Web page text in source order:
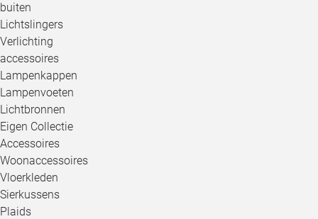
buiten
Lichtslingers
Verlichting
accessoires
Lampenkappen
Lampenvoeten
Lichtbronnen
Eigen Collectie
Accessoires
Woonaccessoires
Vloerkleden
Sierkussens
Plaids